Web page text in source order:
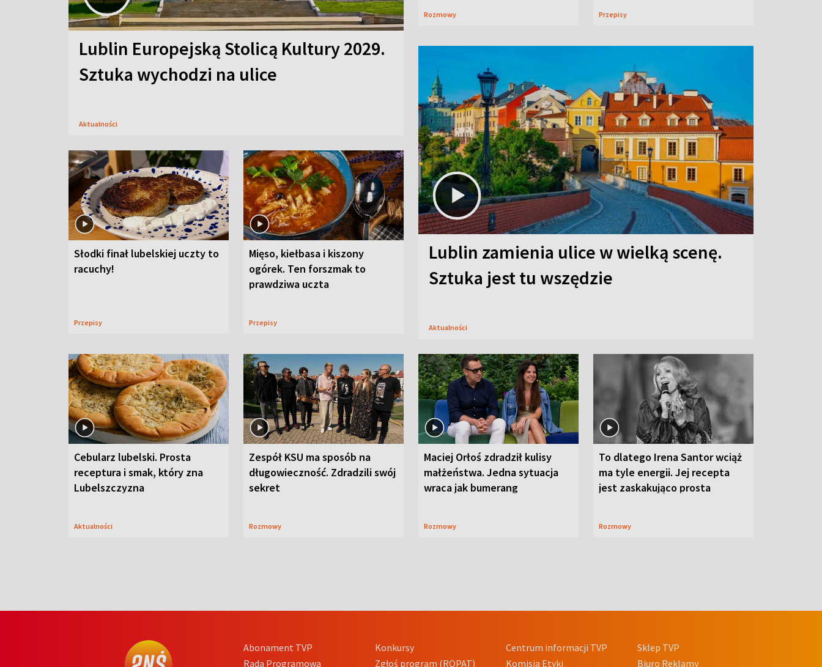
Lublin Europejską Stolicą Kultury 2029.
Sztuka wychodzi na ulice
Aktualności
Rozmowy Przepisy
Słodki finał lubelskiej uczty to
racuchy!
Przepisy
Mięso, kiełbasa i kiszony
ogórek. Ten forszmak to
prawdziwa uczta
Przepisy
Lublin zamienia ulice w wielką scenę.
Sztuka jest tu wszędzie
Aktualności
Cebularz lubelski. Prosta
receptura i smak, który zna
Lubelszczyzna
Aktualności
Zespół KSU ma sposób na
długowieczność. Zdradzili swój
sekret
Rozmowy
Maciej Orłoś zdradził kulisy
małżeństwa. Jedna sytuacja
wraca jak bumerang
Rozmowy
To dlatego Irena Santor wciąż
ma tyle energii. Jej recepta
jest zaskakująco prosta
Rozmowy
Abonament TVP
Rada Programowa
Konkursy
Zgłoś program (ROPAT)
Centrum informacji TVP
Komisja Etyki
Sklep TVP
Biuro Reklamy